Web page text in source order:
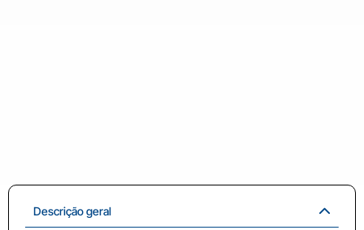
Descrição geral